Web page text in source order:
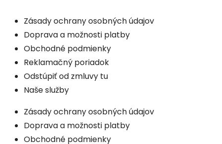
Zásady ochrany osobných údajov
Doprava a možnosti platby
Obchodné podmienky
Reklamačný poriadok
Odstúpiť od zmluvy tu
Naše služby
Zásady ochrany osobných údajov
Doprava a možnosti platby
Obchodné podmienky